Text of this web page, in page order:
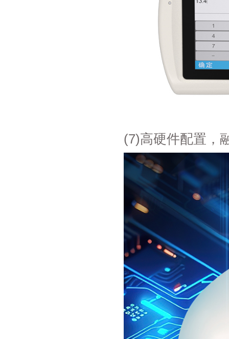
(7)高硬件配置，